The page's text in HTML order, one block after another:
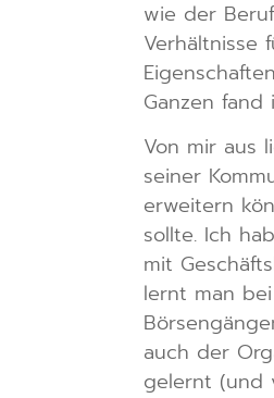
wie der
Verhältnisse
Ganzen
Von mir aus
seiner
erweitern
sollte. Ich
mit
lernt man
auch der
gelernt (und